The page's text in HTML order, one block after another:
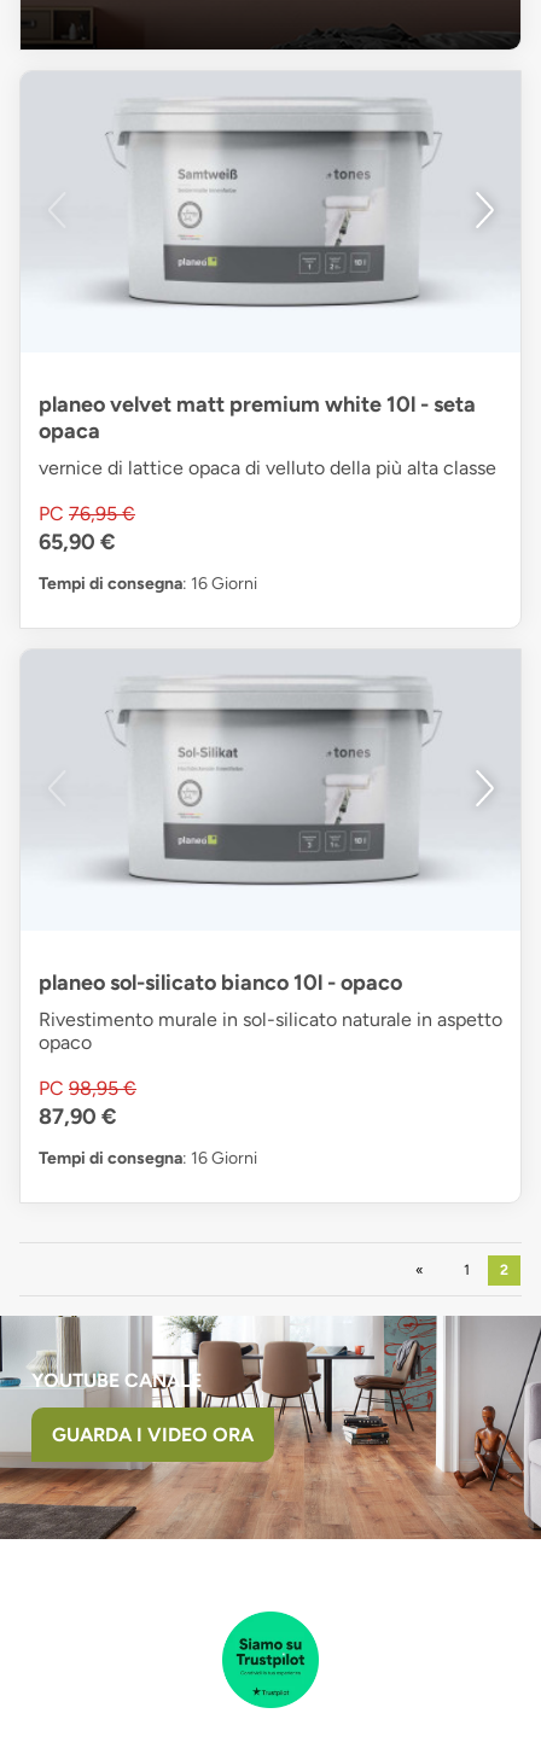
planeo velvet matt premium white 10l - seta
opaca
vernice di lattice opaca di velluto della più alta classe
PC 76,95 €
65,90 €
Tempi di consegna: 16 Giorni
planeo sol-silicato bianco 10l - opaco
Rivestimento murale in sol-silicato naturale in aspetto
opaco
PC 98,95 €
87,90 €
Tempi di consegna: 16 Giorni
Precedente
1 2
YOUTUBE CANALE
GUARDA I VIDEO ORA